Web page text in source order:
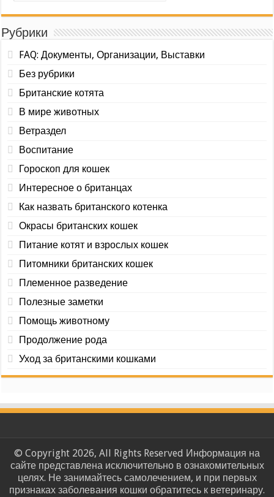
Рубрики
FAQ: Документы, Организации, Выставки
Без рубрики
Британские котята
В мире животных
Ветраздел
Воспитание
Гороскоп для кошек
Интересное о британцах
Как назвать британского котенка
Окрасы британских кошек
Питание котят и взрослых кошек
Питомники британских кошек
Племенное разведение
Полезные заметки
Помощь животному
Продолжение рода
Уход за британскими кошками
© Copyright 2026, All Rights Reserved Информация на
сайте представлена исключительно в ознакомительных
целях. Не занимайтесь самолечением, и при первых
признаках заболевания кошки обратитесь к ветеринару.